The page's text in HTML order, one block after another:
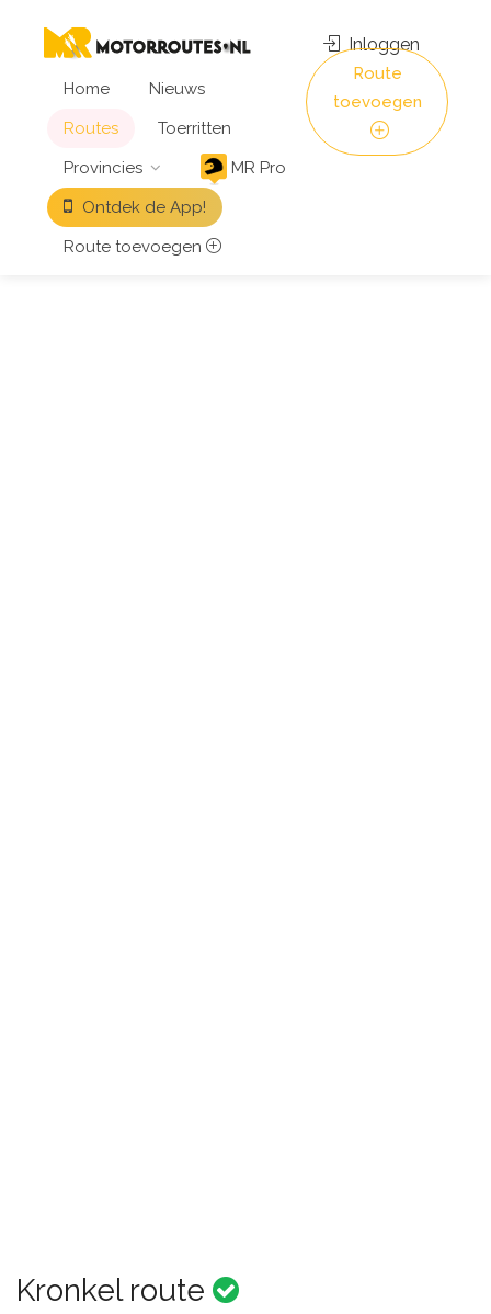
Home
Nieuws
Routes
Toerritten
Provincies
MR Pro
Ontdek de App!
Route toevoegen
Inloggen
Route
toevoegen
Kronkel route